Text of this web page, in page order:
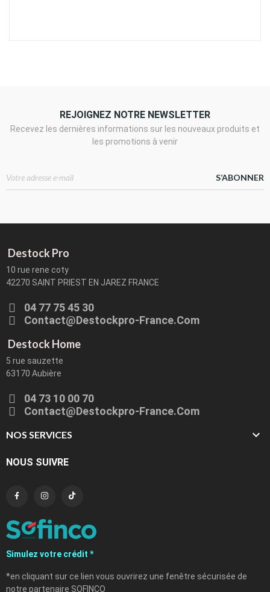
REJOIGNEZ NOTRE NEWSLETTER
Recevez les dernières informations sur les nouveaux produits et
les promotions à venir
S’ABONNER
Destock Pro
10 rue rene coty
42270 SAINT PRIEST EN JAREZ FRANCE
04 77 75 45 30
Contact@destockpro-France.com
Destock Home
5 rue sauzette
63170 Aubière
04 73 10 00 70
Contact@destockpro-France.com
NOS SERVICES 
NOUS SUIVRE
Simulez votre crédit *
*en cliquant sur ce lien vous ouvrirez une fenêtre sécurisée de
notre partenaire SOFINCO